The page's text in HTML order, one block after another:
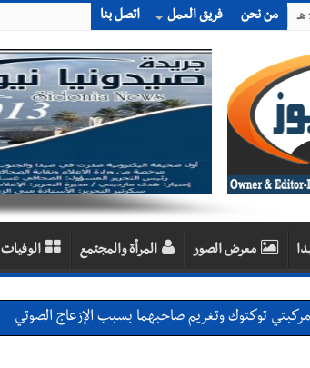
من نحن فريق العمل اتصل بنا
معرض الصور المرأة والمجتمع الوفيات
توكتوك وتغريم صاحبهما بسبب الإزعاج الصوتي